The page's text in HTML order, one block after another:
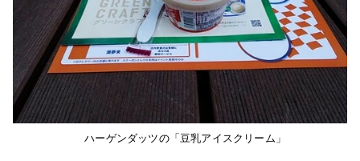
ハーゲンダッツの「豆乳アイスクリーム」